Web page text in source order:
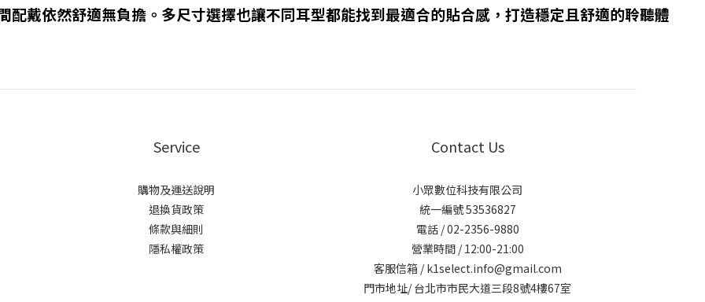
戴依然舒適無負擔。多尺寸選擇也讓不同耳型都能找到最適合的貼合感，打造穩定且舒適的聆聽體
Service
購物及運送說明
退換貨政策
條款與細則
隱私權政策
Contact Us
小眾數位科技有限公司
統一編號 53536827
電話 / 02-2356-9880
營業時間 / 12:00-21:00
客服信箱 / k1select.info@gmail.com
門市地址/ 台北市市民大道三段8號4樓67室